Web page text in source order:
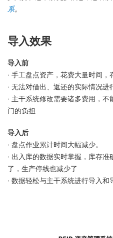
系。
导入效果
导入前
· 手工盘点资产，花费大量时间
· 无法对借出、返还的实际情况进
· 主干系统修改需要诸多费用，
门的负担
导入后
· 盘点作业累计时间大幅减少。
· 出入库的数据实时掌握，库存
了，生产停线也减少了
· 数据轻松与主干系统进行导入和